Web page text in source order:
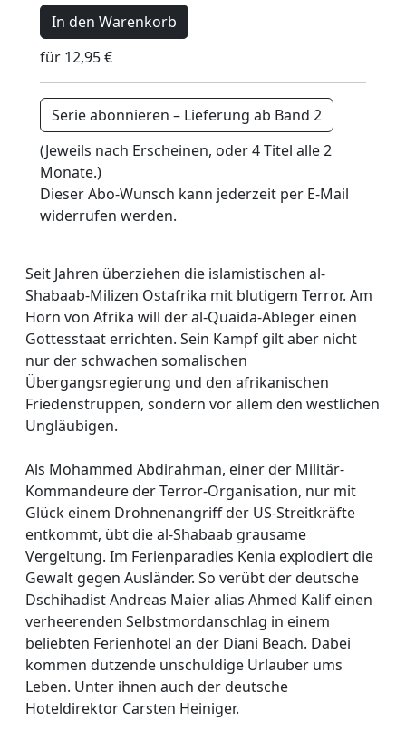
In den Warenkorb
für 12,95 €
Serie abonnieren – Lieferung ab Band 2
(Jeweils nach Erscheinen, oder 4 Titel alle 2
Monate.)
Dieser Abo-Wunsch kann jederzeit per E-Mail
widerrufen werden.
Seit Jahren überziehen die islamistischen al-
Shabaab-Milizen Ostafrika mit blutigem Terror. Am
Horn von Afrika will der al-Quaida-Ableger einen
Gottesstaat errichten. Sein Kampf gilt aber nicht
nur der schwachen somalischen
Übergangsregierung und den afrikanischen
Friedenstruppen, sondern vor allem den westlichen
Ungläubigen.
Als Mohammed Abdirahman, einer der Militär-
Kommandeure der Terror-Organisation, nur mit
Glück einem Drohnenangriff der US-Streitkräfte
entkommt, übt die al-Shabaab grausame
Vergeltung. Im Ferienparadies Kenia explodiert die
Gewalt gegen Ausländer. So verübt der deutsche
Dschihadist Andreas Maier alias Ahmed Kalif einen
verheerenden Selbstmordanschlag in einem
beliebten Ferienhotel an der Diani Beach. Dabei
kommen dutzende unschuldige Urlauber ums
Leben. Unter ihnen auch der deutsche
Hoteldirektor Carsten Heiniger.